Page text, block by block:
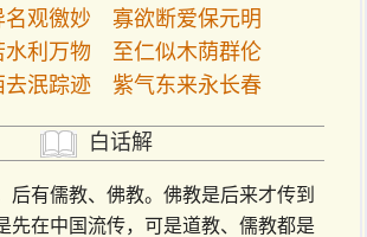
名观徼妙 寡欲断爱保元明
水利万物 至仁似木荫群伦
去泯踪迹 紫气东来永长春
白话解
后有儒教、佛教。佛教是后来才传到
先在中国流传，可是道教、儒教都是